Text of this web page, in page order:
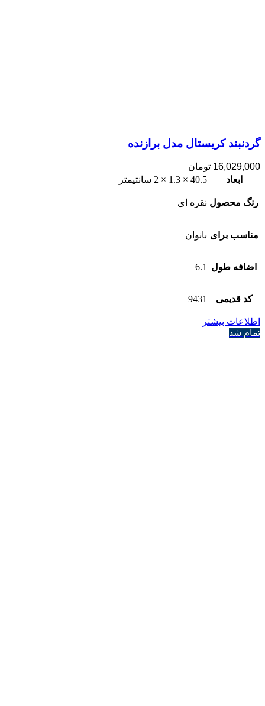
گردنبند کریستال مدل برازنده
16,029,000 تومان
ابعاد
40.5 × 1.3 × 2 سانتیمتر
رنگ محصول نقره ای
مناسب برای بانوان
اضافه طول 6.1
کد قدیمی 9431
اطلاعات بیشتر
تمام شد